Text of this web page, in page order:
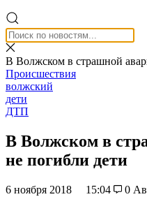
В Волжском в страшной
Происшествия
волжский
дети
ДТП
В Волжском в
не погибли дети
6 ноября 2018 15:04 0